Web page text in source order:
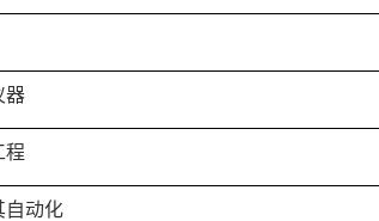
器
程
自动化